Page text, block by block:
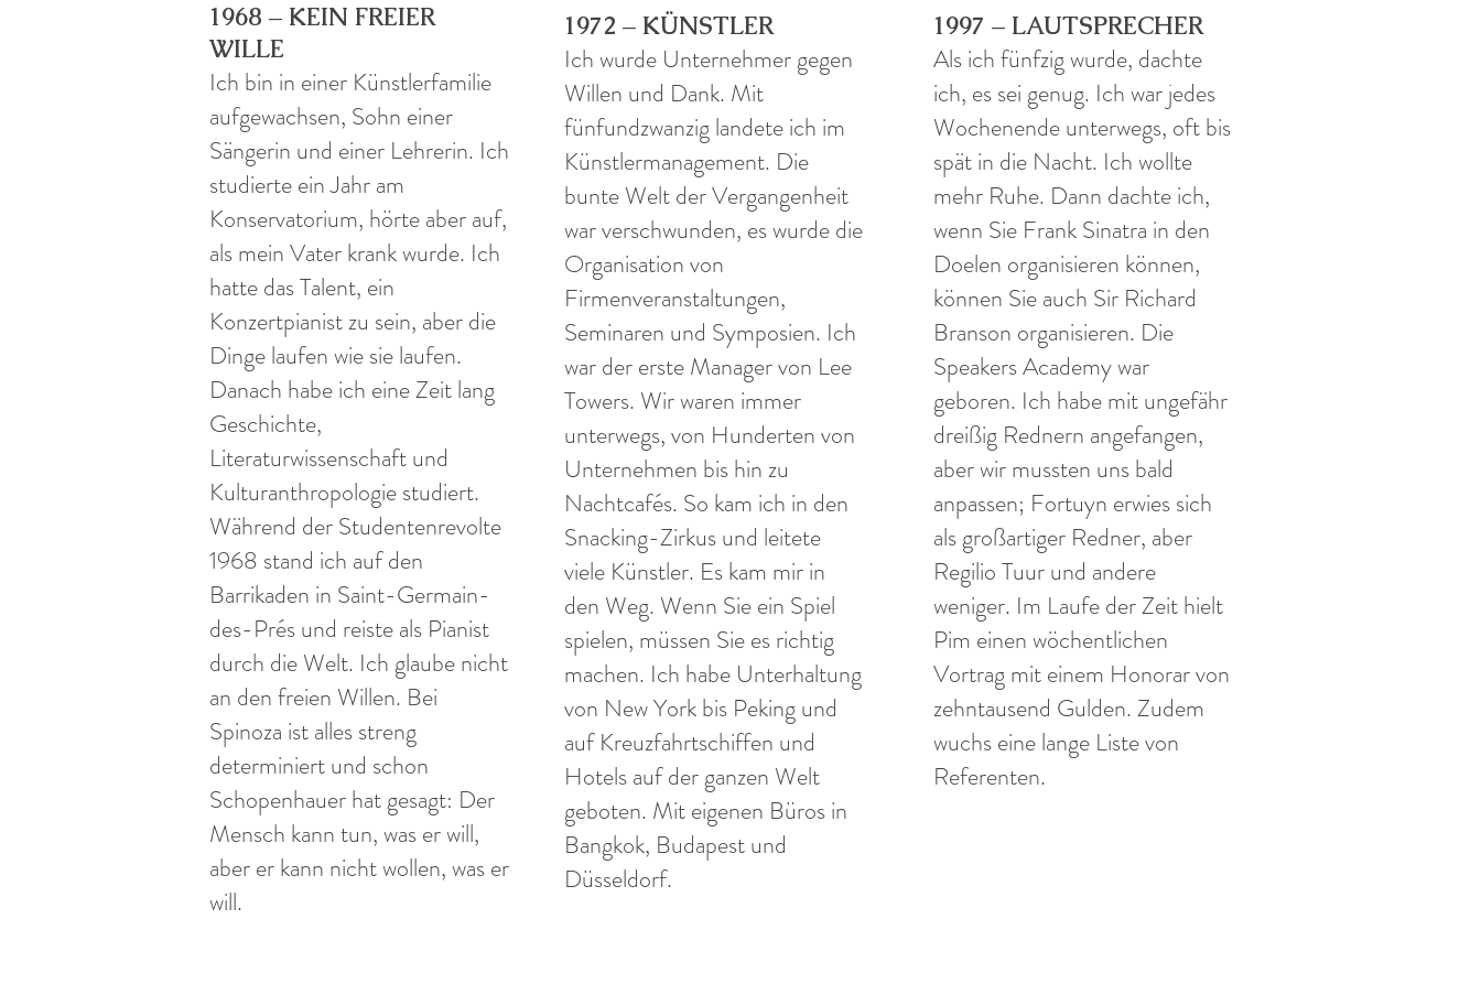
1968 – KEIN FREIER
WILLE
Ich bin in einer Künstlerfamilie
aufgewachsen, Sohn einer
Sängerin und einer Lehrerin. Ich
studierte ein Jahr am
Konservatorium, hörte aber auf,
als mein Vater krank wurde. Ich
hatte das Talent, ein
Konzertpianist zu sein, aber die
Dinge laufen wie sie laufen.
Danach habe ich eine Zeit lang
Geschichte,
Literaturwissenschaft und
Kulturanthropologie studiert.
Während der Studentenrevolte
1968 stand ich auf den
Barrikaden in Saint-Germain-
des-Prés und reiste als Pianist
durch die Welt. Ich glaube nicht
an den freien Willen. Bei
Spinoza ist alles streng
determiniert und schon
Schopenhauer hat gesagt: Der
Mensch kann tun, was er will,
aber er kann nicht wollen, was er
will.
1972 – KÜNSTLER
Ich wurde Unternehmer gegen
Willen und Dank. Mit
fünfundzwanzig landete ich im
Künstlermanagement. Die
bunte Welt der Vergangenheit
war verschwunden, es wurde die
Organisation von
Firmenveranstaltungen,
Seminaren und Symposien. Ich
war der erste Manager von Lee
Towers. Wir waren immer
unterwegs, von Hunderten von
Unternehmen bis hin zu
Nachtcafés. So kam ich in den
Snacking-Zirkus und leitete
viele Künstler. Es kam mir in
den Weg. Wenn Sie ein Spiel
spielen, müssen Sie es richtig
machen. Ich habe Unterhaltung
von New York bis Peking und
auf Kreuzfahrtschiffen und
Hotels auf der ganzen Welt
geboten. Mit eigenen Büros in
Bangkok, Budapest und
Düsseldorf.
1997 – LAUTSPRECHER
Als ich fünfzig wurde, dachte
ich, es sei genug. Ich war jedes
Wochenende unterwegs, oft bis
spät in die Nacht. Ich wollte
mehr Ruhe. Dann dachte ich,
wenn Sie Frank Sinatra in den
Doelen organisieren können,
können Sie auch Sir Richard
Branson organisieren. Die
Speakers Academy war
geboren. Ich habe mit ungefähr
dreißig Rednern angefangen,
aber wir mussten uns bald
anpassen; Fortuyn erwies sich
als großartiger Redner, aber
Regilio Tuur und andere
weniger. Im Laufe der Zeit hielt
Pim einen wöchentlichen
Vortrag mit einem Honorar von
zehntausend Gulden. Zudem
wuchs eine lange Liste von
Referenten.